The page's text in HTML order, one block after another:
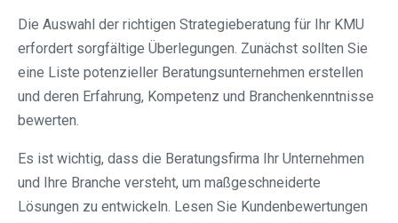
Die Auswahl der richtigen Strategieberatung für Ihr KMU
erfordert sorgfältige Überlegungen. Zunächst sollten Sie
eine Liste potenzieller Beratungsunternehmen erstellen
und deren Erfahrung, Kompetenz und Branchenkenntnisse
bewerten.
Es ist wichtig, dass die Beratungsfirma Ihr Unternehmen
und Ihre Branche versteht, um maßgeschneiderte
Lösungen zu entwickeln. Lesen Sie Kundenbewertungen